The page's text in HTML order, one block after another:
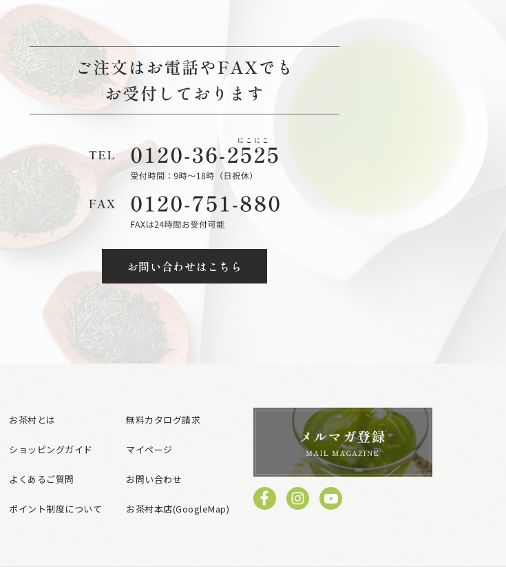
お問い合わせはこちら
お茶村とは
ショッピングガイド
よくあるご質問
ポイント制度について
無料カタログ請求
マイページ
お問い合わせ
お茶村本店(GoogleMap)